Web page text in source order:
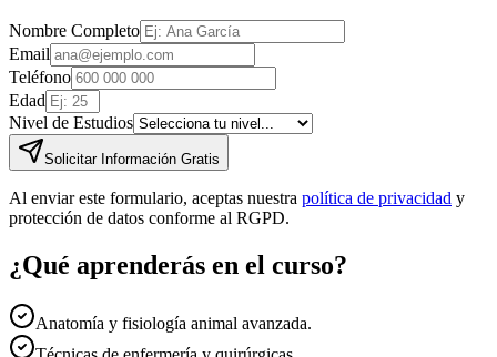
Nombre Completo
Email
Teléfono
Edad
Nivel de Estudios
Solicitar Información Gratis
Al enviar este formulario, aceptas nuestra política de privacidad y
protección de datos conforme al RGPD.
¿Qué aprenderás en el curso?
Anatomía y fisiología animal avanzada.